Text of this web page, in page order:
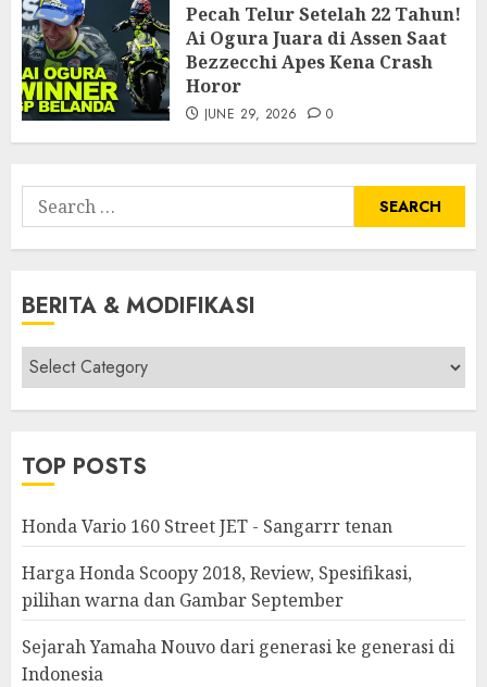
Pecah Telur Setelah 22 Tahun!
Ai Ogura Juara di Assen Saat
Bezzecchi Apes Kena Crash
Horor
JUNE 29, 2026 0
Search
for:
BERITA & MODIFIKASI
Berita
&
Modifikasi
TOP POSTS
Honda Vario 160 Street JET - Sangarrr tenan
Harga Honda Scoopy 2018, Review, Spesifikasi,
pilihan warna dan Gambar September
Sejarah Yamaha Nouvo dari generasi ke generasi di
Indonesia